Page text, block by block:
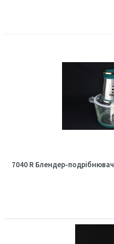
7040 R Блендер-